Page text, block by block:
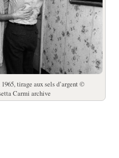
tirage aux sels d’argent ©
Carmi archive